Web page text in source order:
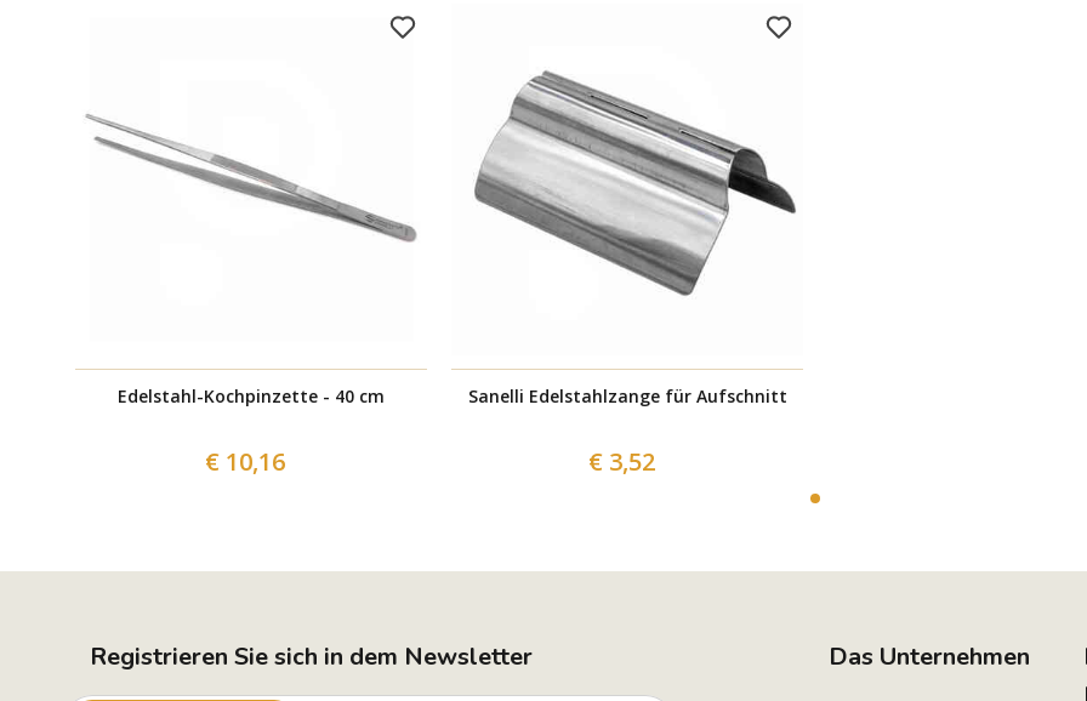
Edelstahl-Kochpinzette - 40 cm
€ 10,16
Sanelli Edelstahlzange für Aufschnitt
€ 3,52
Registrieren Sie sich in dem Newsletter Das Unternehmen